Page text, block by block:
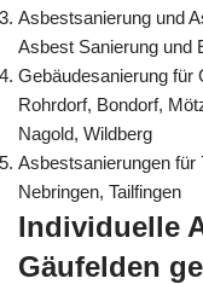
Asbestsanierung und
Asbest Sanierung und
Gebäudesanierung für
Rohrdorf, Bondorf,
Nagold, Wildberg
Asbestsanierungen für
Nebringen, Tailfingen
Individuelle
Gäufelden